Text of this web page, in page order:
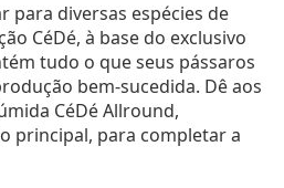
para diversas espécies de
CéDé, à base do exclusivo
tudo o que seus pássaros
bem-sucedida. Dê aos
CéDé Allround,
principal, para completar a